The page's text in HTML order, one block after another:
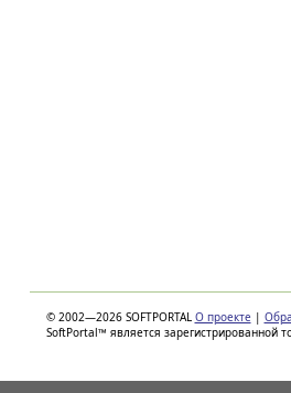
© 2002—2026 SOFTPORTAL О проекте |
SoftPortal™ является зарегистрированной